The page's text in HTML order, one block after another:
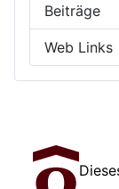
Beiträge
Web Links